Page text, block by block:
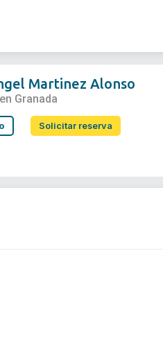
Martinez Alonso
en Granada
Solicitar reserva